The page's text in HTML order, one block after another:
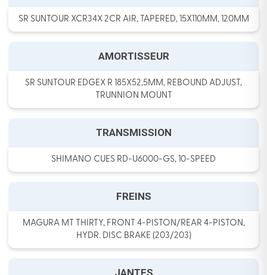
SR SUNTOUR XCR34X 2CR AIR, TAPERED, 15X110MM, 120MM
AMORTISSEUR
SR SUNTOUR EDGEX R 185X52,5MM, REBOUND ADJUST,
TRUNNION MOUNT
TRANSMISSION
SHIMANO CUES RD-U6000-GS, 10-SPEED
FREINS
MAGURA MT THIRTY, FRONT 4-PISTON/REAR 4-PISTON,
HYDR. DISC BRAKE (203/203)
JANTES